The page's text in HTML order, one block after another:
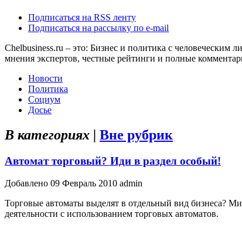
Подписаться на RSS ленту
Подписаться на рассылку по e-mail
Chelbusiness.ru – это: Бизнес и политика с
мнения экспертов, честные рейтинги и полные
Новости
Политика
Социум
Досье
В категориях | Вне рубрик
Автомат торговый? Иди в раздел особый!
Добавлено 09 Февраль 2010 admin
Торговые автоматы выделят в отдельный вид бизнеса?
деятельности с использованием торговых автоматов.